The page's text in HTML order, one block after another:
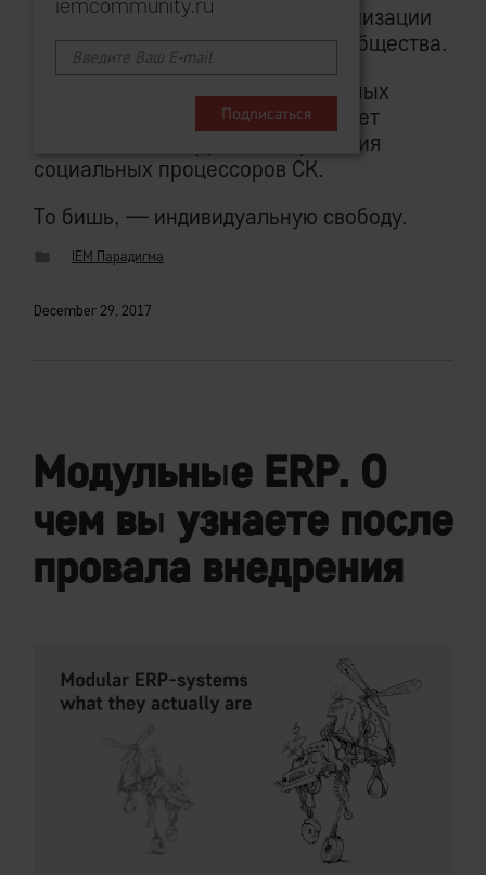
iemcommunity.ru
обоснование требования максимизации
разнообразия (толерантности) общества.
Максимизации до тех естественных
пределов, пока это не затрагивает
независимость функционирования
социальных процессоров СК.
То бишь, — индивидуальную свободу.
IEM Парадигма
December 29, 2017
Модульные ERP. О
чем вы узнаете после
провала внедрения